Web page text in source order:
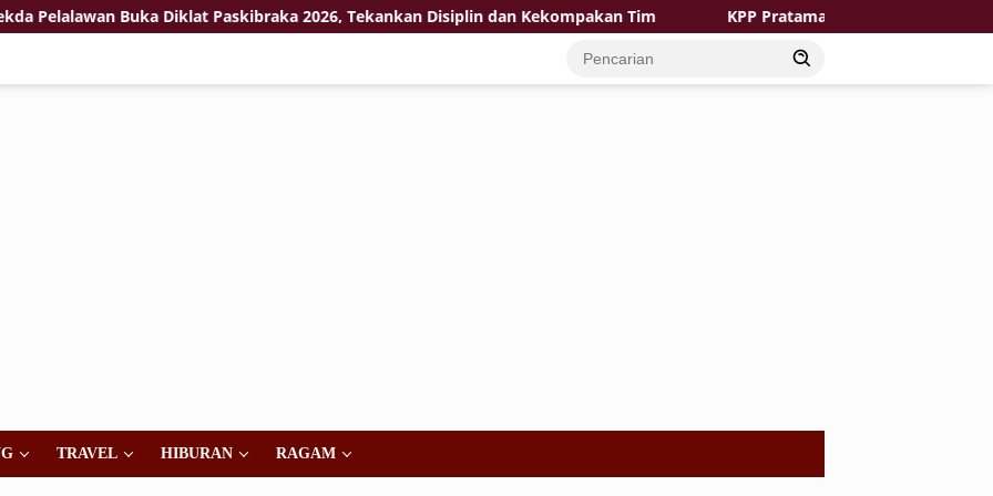
Buka Diklat Paskibraka 2026, Tekankan Disiplin dan Kekompakan Tim KPP Pratama Tuban Sinergi Bareng Notaris
TRAVEL HIBURAN RAGAM